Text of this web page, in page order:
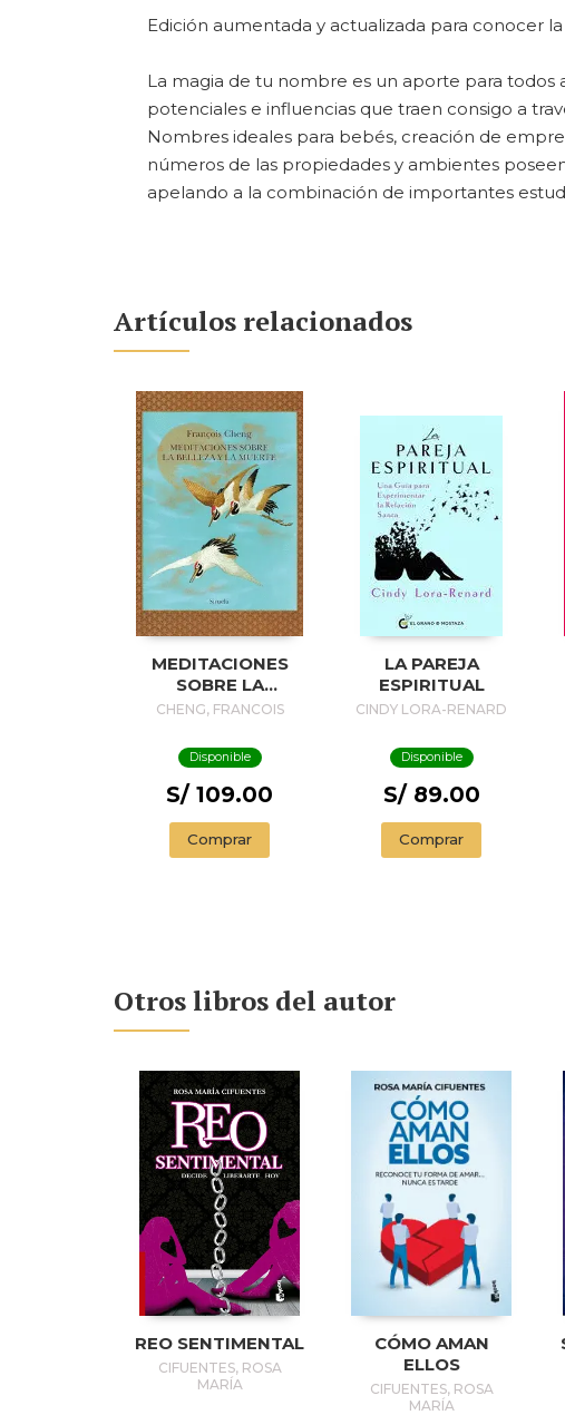
Edición aumentada y actualizada para conocer
La magia de tu nombre es un aporte para
potenciales e influencias que traen consigo a
Nombres ideales para bebés, creación de
números de las propiedades y ambientes
apelando a la combinación de importantes
Artículos relacionados
MEDITACIONES
SOBRE LA
BELLEZA Y LA
CHENG, FRANCOIS
Disponible
S/ 109.00
Comprar
LA PAREJA
ESPIRITUAL
CINDY LORA-RENARD
Disponible
S/ 89.00
Comprar
Otros libros del autor
REO SENTIMENTAL
CIFUENTES, ROSA
MARÍA
CÓMO AMAN
ELLOS
CIFUENTES, ROSA
MARÍA